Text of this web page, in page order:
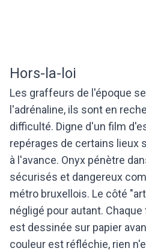
Hors-la-loi
Les graffeurs de l'époque
l'adrénaline, ils sont en
difficulté. Digne d'un film
repérages de certains lieux
à l'avance. Onyx pénètre
sécurisés et dangereux
métro bruxellois. Le côté
négligé pour autant.
est dessinée sur papier
couleur est réfléchie, rien